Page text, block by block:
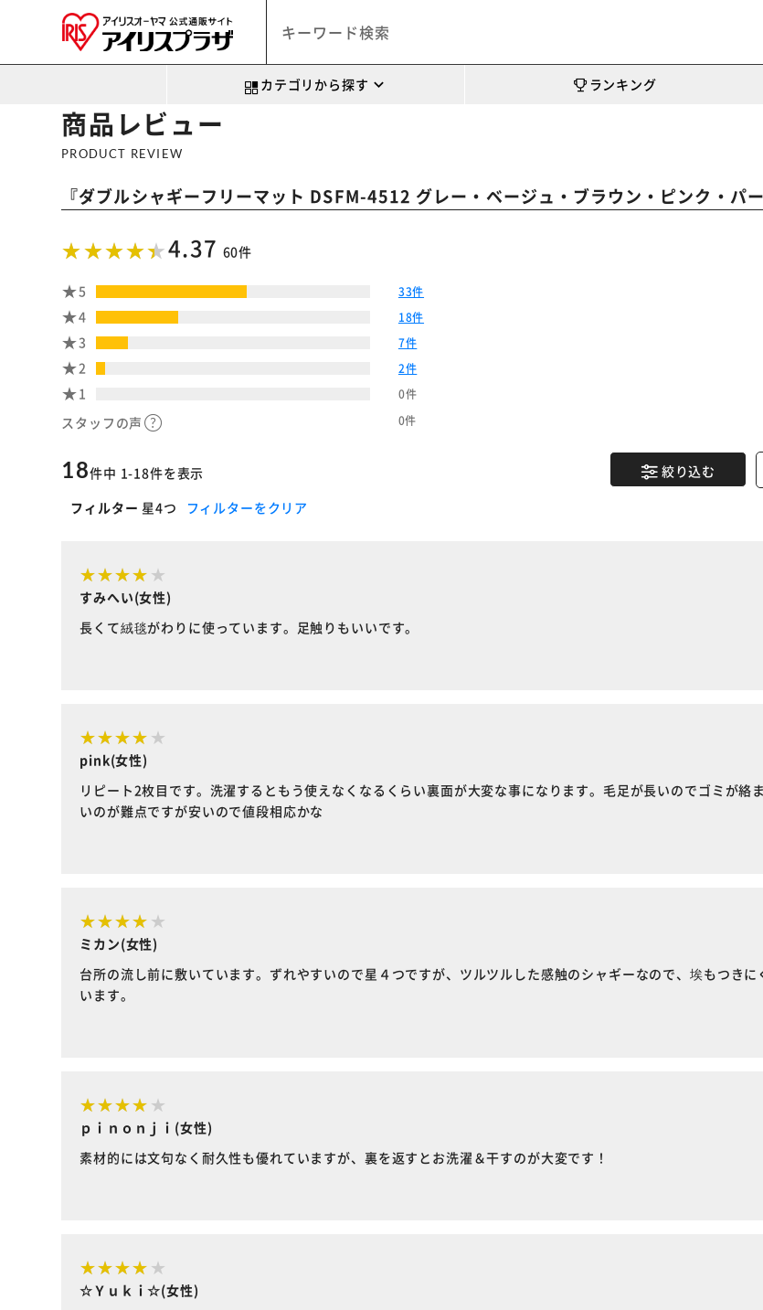
カテゴリから探す ランキング
商品レビュー
PRODUCT REVIEW
『ダブルシャギーフリーマット DSFM-4512 グレー・ベージュ・ブラウン・ピンク・パ
4.37 60件
5 33件
4 18件
3 7件
2 2件
1 0件
スタッフの声 0件
絞り込む
18件中 1-18件を表示
フィルター 星4つ フィルターをクリア
すみへい(女性)
長くて絨毯がわりに使っています。足触りもいいです。
pink(女性)
リピート2枚目です。洗濯するともう使えなくなるくらい裏面が大変な事になります。毛足が長いのでゴミが絡
いのが難点ですが安いので値段相応かな
ミカン(女性)
台所の流し前に敷いています。ずれやすいので星４つですが、ツルツルした感触のシャギーなので、埃もつきに
います。
ｐｉｎｏｎｊｉ(女性)
素材的には文句なく耐久性も優れていますが、裏を返すとお洗濯＆干すのが大変です！
☆Ｙｕｋｉ☆(女性)